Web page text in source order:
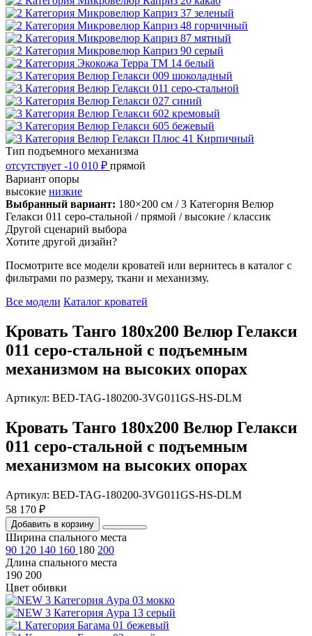
Тип подъемного механизма
отсутствует -10 010 ₽ прямой
Вариант опоры
высокие низкие
Выбранный вариант: 180×200 см / 3 Категория Велюр
Гелакси 011 серо-стальной / прямой / высокие / классик
Другой сценарий выбора
Хотите другой дизайн?
Посмотрите все модели кроватей или вернитесь в каталог с
фильтрами по размеру, ткани и механизму.
Все модели Каталог кроватей
Кровать Танго 180х200 Велюр Гелакси
011 серо-стальной с подъемным
механизмом на высоких опорах
Артикул: BED-TAG-180200-3VG011GS-HS-DLM
Кровать Танго 180х200 Велюр Гелакси
011 серо-стальной с подъемным
механизмом на высоких опорах
Артикул: BED-TAG-180200-3VG011GS-HS-DLM
58 170 ₽
Добавить в корзину
Ширина спального места
90 120 140 160 180 200
Длина спального места
190 200
Цвет обивки